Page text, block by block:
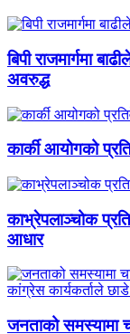
बिपी राजमार्गमा
अवरुद्ध
कार्की आयोगको
काभ्रेपलाञ्चोक
आधार
जनताको समस्यामा